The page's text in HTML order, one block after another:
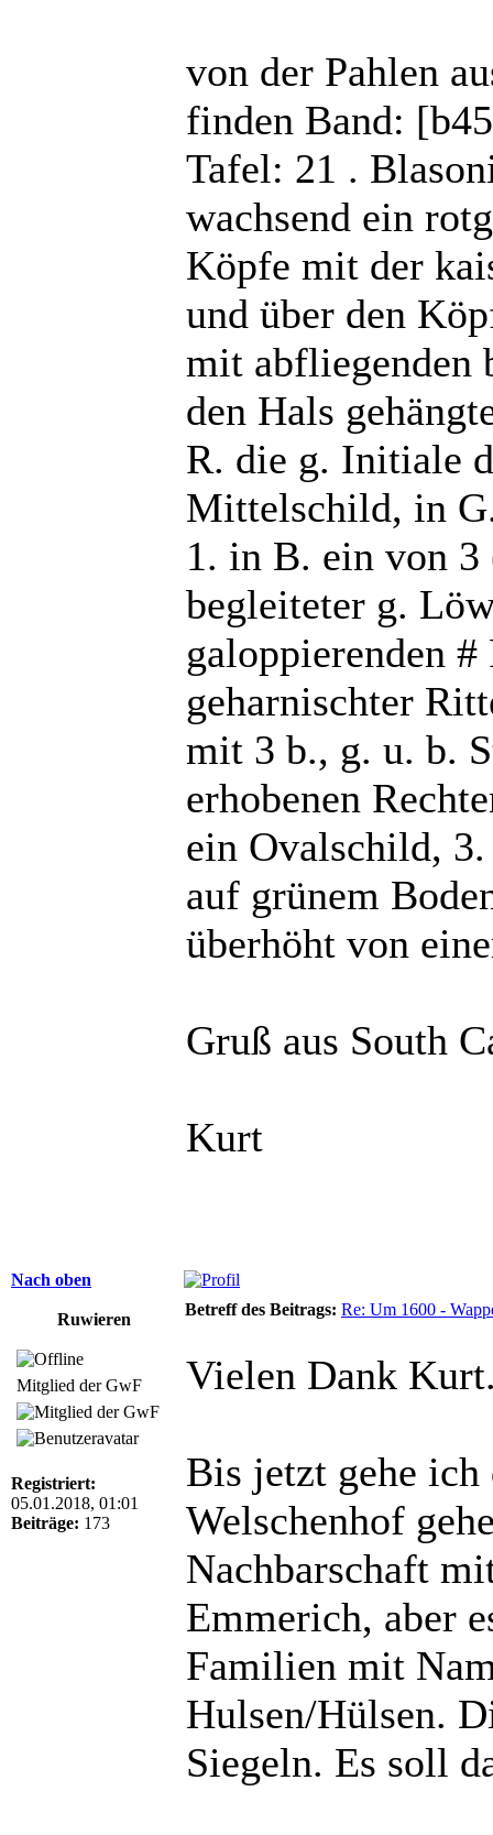
von der Pahlen
finden Band:
Tafel: 21 .
wachsend ein
Köpfe mit der
und über den
mit abfliegenden
den Hals
R. die g. Initiale
Mittelschild, in
1. in B. ein von 3
begleiteter g.
galoppierenden
geharnischter
mit 3 b., g. u. b.
erhobenen
ein Ovalschild,
auf grünem
überhöht von
Gruß aus South
Kurt
Nach oben
Ruwieren
Betreff des Beitrags: Re: Um 1600 -
Mitglied der GwF
Registriert:
05.01.2018, 01:01
Beiträge: 173
Vielen Dank
Bis jetzt gehe ich
Welschenhof
Nachbarschaft
Emmerich, aber
Familien mit
Hulsen/Hülsen.
Siegeln. Es soll